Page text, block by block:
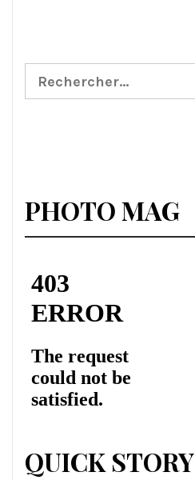
Rechercher :
PHOTO MAG
QUICK STORY